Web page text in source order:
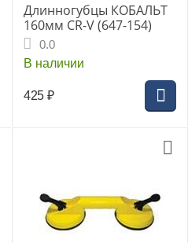
Длинногубцы КОБАЛЬТ
160мм CR-V (647-154)
0.0
В наличии
425 ₽